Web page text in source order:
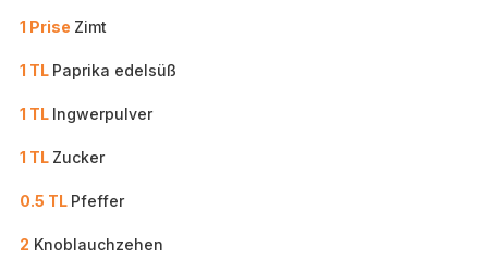
1 Prise Zimt
1 TL Paprika edelsüß
1 TL Ingwerpulver
1 TL Zucker
0.5 TL Pfeffer
2 Knoblauchzehen